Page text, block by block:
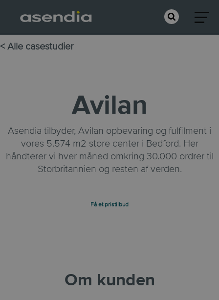
< Alle casestudier
Avilan
Asendia tilbyder, Avilan opbevaring og fulfilment i
vores 5.574 m2 store center i Bedford. Her
håndterer vi hver måned omkring 30.000 ordrer til
Storbritannien og resten af verden.
Få et pristilbud
Om kunden